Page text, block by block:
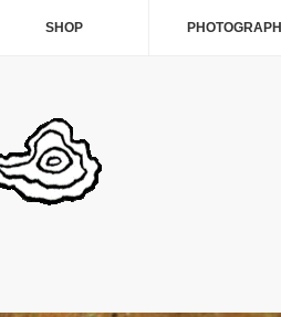
SHOP PHOTOGRAPH